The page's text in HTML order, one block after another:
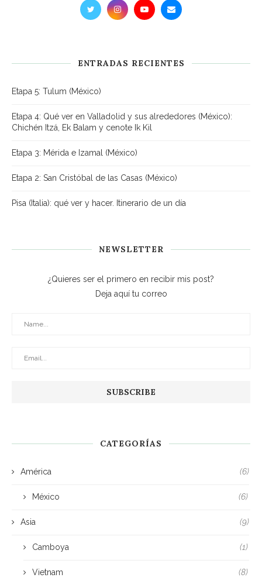
ENTRADAS RECIENTES
Etapa 5: Tulum (México)
Etapa 4: Qué ver en Valladolid y sus alrededores (México):
Chichén Itzá, Ek Balam y cenote Ik Kil
Etapa 3: Mérida e Izamal (México)
Etapa 2: San Cristóbal de las Casas (México)
Pisa (Italia): qué ver y hacer. Itinerario de un día
NEWSLETTER
¿Quieres ser el primero en recibir mis post?
Deja aquí tu correo
CATEGORÍAS
América (6)
México (6)
Asia (9)
Camboya (1)
Vietnam (8)